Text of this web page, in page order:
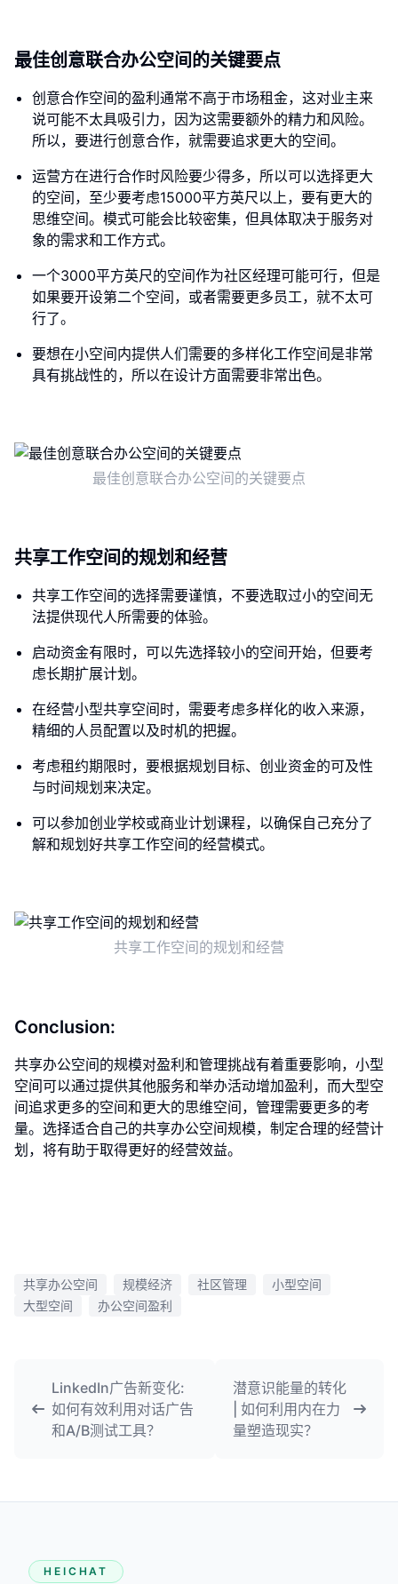
最佳创意联合办公空间的关键要点
创意合作空间的盈利通常不高于市场租金，这对业主来
说可能不太具吸引力，因为这需要额外的精力和风险。
所以，要进行创意合作，就需要追求更大的空间。
运营方在进行合作时风险要少得多，所以可以选择更大
的空间，至少要考虑15000平方英尺以上，要有更大的
思维空间。模式可能会比较密集，但具体取决于服务对
象的需求和工作方式。
一个3000平方英尺的空间作为社区经理可能可行，但是
如果要开设第二个空间，或者需要更多员工，就不太可
行了。
要想在小空间内提供人们需要的多样化工作空间是非常
具有挑战性的，所以在设计方面需要非常出色。
最佳创意联合办公空间的关键要点
共享工作空间的规划和经营
共享工作空间的选择需要谨慎，不要选取过小的空间无
法提供现代人所需要的体验。
启动资金有限时，可以先选择较小的空间开始，但要考
虑长期扩展计划。
在经营小型共享空间时，需要考虑多样化的收入来源，
精细的人员配置以及时机的把握。
考虑租约期限时，要根据规划目标、创业资金的可及性
与时间规划来决定。
可以参加创业学校或商业计划课程，以确保自己充分了
解和规划好共享工作空间的经营模式。
共享工作空间的规划和经营
Conclusion:
共享办公空间的规模对盈利和管理挑战有着重要影响，小型
空间可以通过提供其他服务和举办活动增加盈利，而大型空
间追求更多的空间和更大的思维空间，管理需要更多的考
量。选择适合自己的共享办公空间规模，制定合理的经营计
划，将有助于取得更好的经营效益。
共享办公空间 规模经济 社区管理
小型空间
大型空间
办公空间盈利
LinkedIn广告新变化:
如何有效利用对话广告
和A/B测试工具？
潜意识能量的转化
| 如何利用内在力
量塑造现实？
HEICHAT